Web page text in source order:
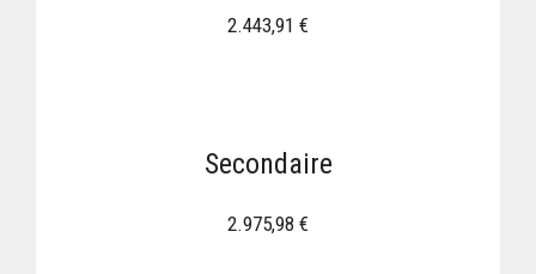
2.443,91 €
Secondaire
2.975,98 €